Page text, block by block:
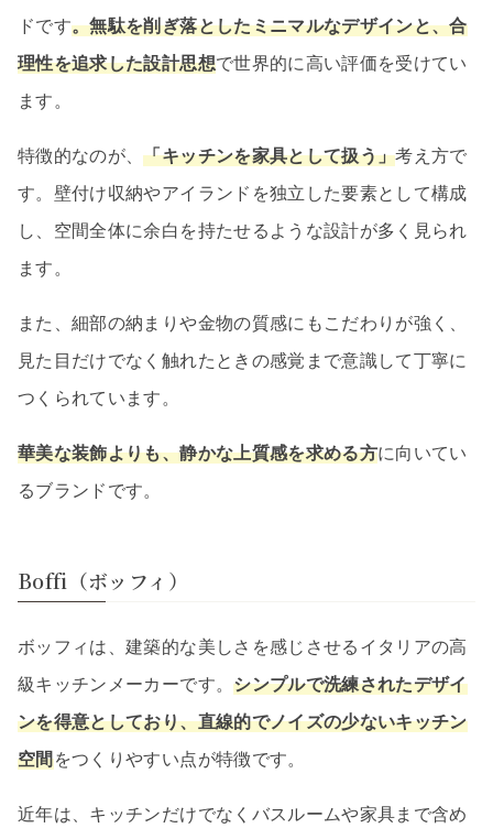
ドです。無駄を削ぎ落としたミニマルなデザインと、合
理性を追求した設計思想で世界的に高い評価を受けてい
ます。
特徴的なのが、「キッチンを家具として扱う」考え方で
す。壁付け収納やアイランドを独立した要素として構成
し、空間全体に余白を持たせるような設計が多く見られ
ます。
また、細部の納まりや金物の質感にもこだわりが強く、
見た目だけでなく触れたときの感覚まで意識して丁寧に
つくられています。
華美な装飾よりも、静かな上質感を求める方に向いてい
るブランドです。
Boffi（ボッフィ）
ボッフィは、建築的な美しさを感じさせるイタリアの高
級キッチンメーカーです。シンプルで洗練されたデザイ
ンを得意としており、直線的でノイズの少ないキッチン
空間をつくりやすい点が特徴です。
近年は、キッチンだけでなくバスルームや家具まで含め